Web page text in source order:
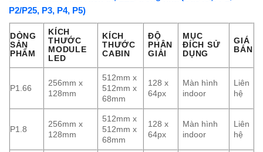
P2/P25, P3, P4, P5)
DÒNG
SẢN
PHẨM
KÍCH
THƯỚC
MODULE
LED
KÍCH
THƯỚC
CABIN
ĐỘ
PHÂN
GIẢI
MỤC
ĐÍCH SỬ
DỤNG
GIÁ
BÁN
P1.66
256mm x
128mm
512mm x
512mm x
68mm
128 x
64px
Màn hình
indoor
Liên
hệ
P1.8
256mm x
128mm
512mm x
512mm x
68mm
128 x
64px
Màn hình
indoor
Liên
hệ